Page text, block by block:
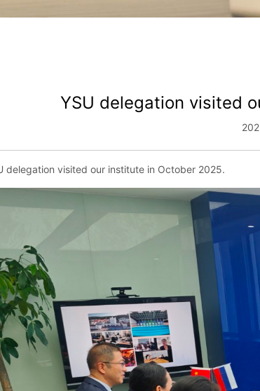
YSU delegation visited
delegation visited our institute in October 2025.